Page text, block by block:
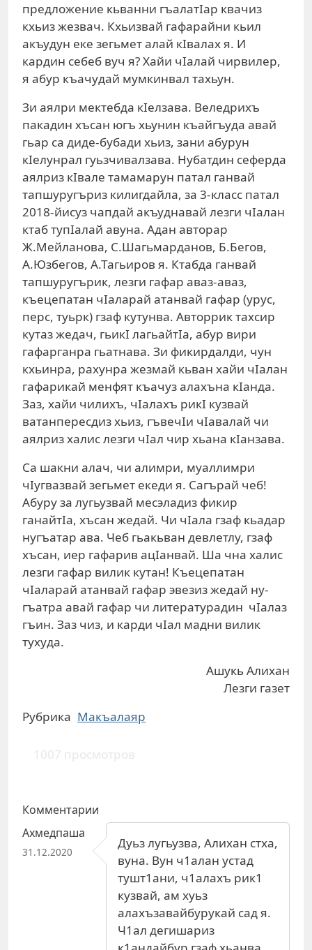
предложение кьванни гъалатIар квачиз
кхьиз жезвач. Кхьизвай гафарайни кьил
акъу­дун еке зегьмет алай кIвалах я. И
кардин себеб вуч я? Хайи чIалай чирвилер,
я абур къачудай мумкинвал тахьун.
Зи аялри мектебда кIелзава. Веледрихъ
пакадин хъсан югъ хьунин къайгъуда авай
гьар са диде-бубади хьиз, зани абурун
кIелунрал гуьзчивалзава. Нубатдин сеферда
аялриз кIвале тамамарун патал ганвай
тапшуругъриз килигдайла, за 3-класс патал
2018-йисуз чапдай акъуднавай лезги чIалан
ктаб тупIалай авуна. Адан авторар
Ж.Мейланова, С.Шагьмарданов, Б.Бегов,
А.Юзбегов, А.Тагьиров я. Ктабда ганвай
тапшуругърик, лезги гафар аваз-аваз,
къецепатан чIа­ларай атанвай гафар (урус,
перс, туьрк) гзаф кутунва. Авторрик тахсир
кутаз жедач, гьикI лагьайтIа, абур вири
гафарганра гьатнава. Зи фикирдалди, чун
кхьинра, рахунра жезмай кьван хайи чIалан
гафарикай менфят къачуз алахъна кIанда.
Заз, хайи чилихъ, чIалахъ рикI кузвай
ватанпересдиз хьиз, гъвечIи чIавалай чи
аялриз халис лезги чIал чир хьана кIанзава.
Са шакни алач, чи алимри, муаллимри
чIугвазвай зегьмет екеди я. Сагърай чеб!
Абуру за лугьузвай месэладиз фикир
ганайтIа, хъсан жедай. Чи чIала гзаф кьадар
ну­гъатар ава. Чеб гьакьван девлетлу, гзаф
хъсан, иер гафарив ацIан­вай. Ша чна халис
лезги гафар вилик кутан! Къецепатан
чIаларай атанвай гафар эвезиз жедай ну­
гъат­ра авай гафар чи литературадин чIалаз
гъин. Заз чиз, и карди чIал мадни вилик
тухуда.
Ашукь Алихан
Лезги газет
Рубрика Макъалаяр
1007 просмотров
Комментарии
Ахмедпаша
31.12.2020
Дуьз лугьузва, Алихан стха,
вуна. Вун ч1алан устад
тушт1ани, ч1алахъ рик1
кузвай, ам хуьз
алахъзавайбурукай сад я.
Ч1ал дегишариз